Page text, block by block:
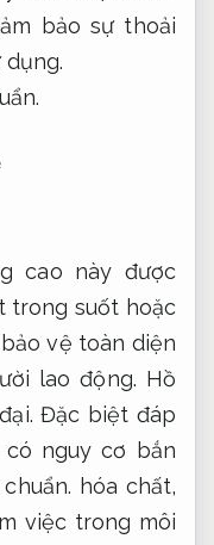
bảo sự thoải
cao này được
trong suốt hoặc
bảo vệ toàn diện
lao động. Hồ
Đặc biệt đáp
nguy cơ bắn
hóa chất,
việc trong môi